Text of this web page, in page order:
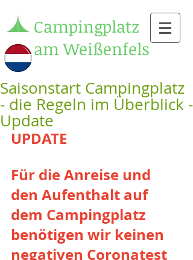
Campingplatz
am Weißenfels
Saisonstart Campingplatz
- die Regeln im Überblick -
Update
UPDATE
Für die Anreise und
den Aufenthalt auf
dem Campingplatz
benötigen wir keinen
negativen Coronatest